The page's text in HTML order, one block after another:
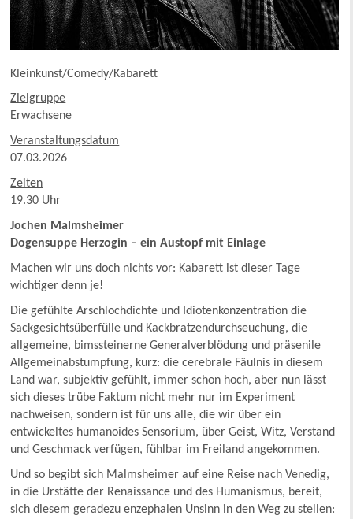
Kleinkunst/Comedy/Kabarett
Zielgruppe
Erwachsene
Veranstaltungsdatum
07.03.2026
Zeiten
19.30 Uhr
Jochen Malmsheimer
Dogensuppe Herzogin – ein Austopf mit Einlage
Machen wir uns doch nichts vor: Kabarett ist dieser Tage
wichtiger denn je!
Die gefühlte Arschlochdichte und Idiotenkonzentration die
Sackgesichtsüberfülle und Kackbratzendurchseuchung, die
allgemeine, bimssteinerne Generalverblödung und präsenile
Allgemeinabstumpfung, kurz: die cerebrale Fäulnis in diesem
Land war, subjektiv gefühlt, immer schon hoch, aber nun lässt
sich dieses trübe Faktum nicht mehr nur im Experiment
nachweisen, sondern ist für uns alle, die wir über ein
entwickeltes humanoides Sensorium, über Geist, Witz, Verstand
und Geschmack verfügen, fühlbar im Freiland angekommen.
Und so begibt sich Malmsheimer auf eine Reise nach Venedig,
in die Urstätte der Renaissance und des Humanismus, bereit,
sich diesem geradezu enzephalen Unsinn in den Weg zu stellen: